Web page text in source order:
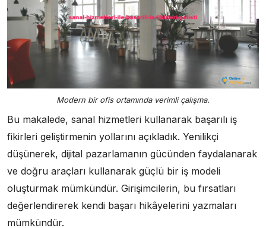
Modern bir ofis ortamında verimli çalışma.
Bu makalede, sanal hizmetleri kullanarak başarılı iş
fikirleri geliştirmenin yollarını açıkladık. Yenilikçi
düşünerek, dijital pazarlamanın gücünden faydalanarak
ve doğru araçları kullanarak güçlü bir iş modeli
oluşturmak mümkündür. Girişimcilerin, bu fırsatları
değerlendirerek kendi başarı hikâyelerini yazmaları
mümkündür.